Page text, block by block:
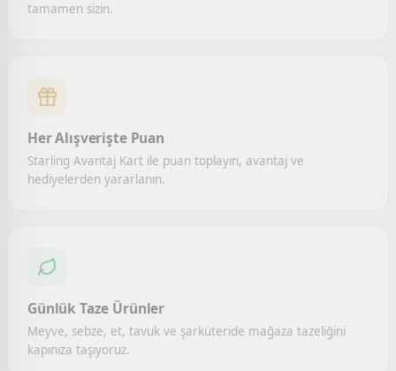
tamamen sizin.
Her Alışverişte Puan
Starling Avantaj Kart ile puan toplayın, avantaj ve
hediyelerden yararlanın.
Günlük Taze Ürünler
Meyve, sebze, et, tavuk ve şarküteride mağaza tazeliğini
kapınıza taşıyoruz.